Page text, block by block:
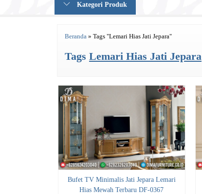
Kategori Produk
Beranda » Tags "Lemari Hias Jati Jepara"
Tags Lemari Hias Jati Jepara
Bufet TV Minimalis Jati Jepara Lemari
Hias Mewah Terbaru DF-0367